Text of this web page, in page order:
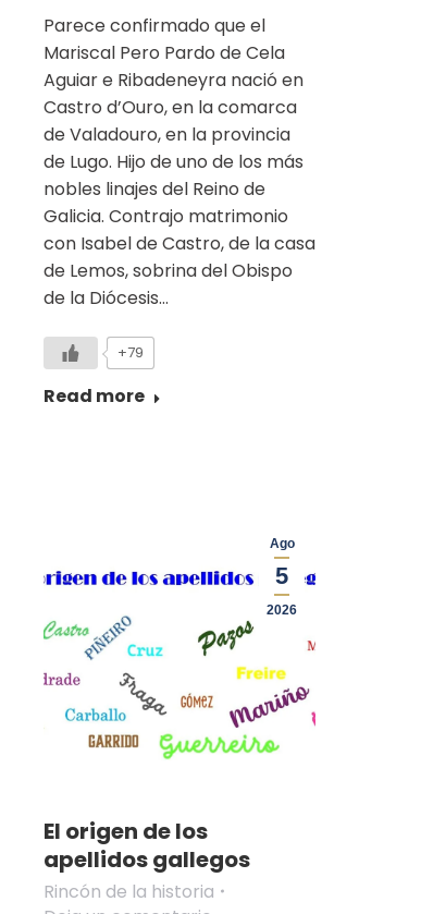
Parece confirmado que el
Mariscal Pero Pardo de Cela
Aguiar e Ribadeneyra nació en
Castro d’Ouro, en la comarca
de Valadouro, en la provincia
de Lugo. Hijo de uno de los más
nobles linajes del Reino de
Galicia. Contrajo matrimonio
con Isabel de Castro, de la casa
de Lemos, sobrina del Obispo
de la Diócesis…
+79
Read more
Ago
5
2026
El origen de los
apellidos gallegos
Rincón de la historia